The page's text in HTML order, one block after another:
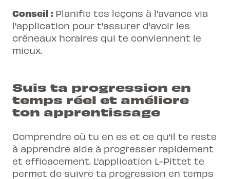
Conseil : Planifie tes leçons à l'avance via
l'application pour t'assurer d'avoir les
créneaux horaires qui te conviennent le
mieux.
Suis ta progression en
temps réel et améliore
ton apprentissage
Comprendre où tu en es et ce qu'il te reste
à apprendre aide à progresser rapidement
et efficacement. L'application L-Pittet te
permet de suivre ta progression en temps